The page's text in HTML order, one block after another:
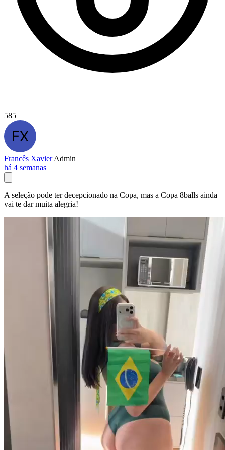
585
Francês XavierAdmin
há 4 semanas
A seleção pode ter decepcionado na Copa, mas a Copa 8balls ainda
vai te dar muita alegria!